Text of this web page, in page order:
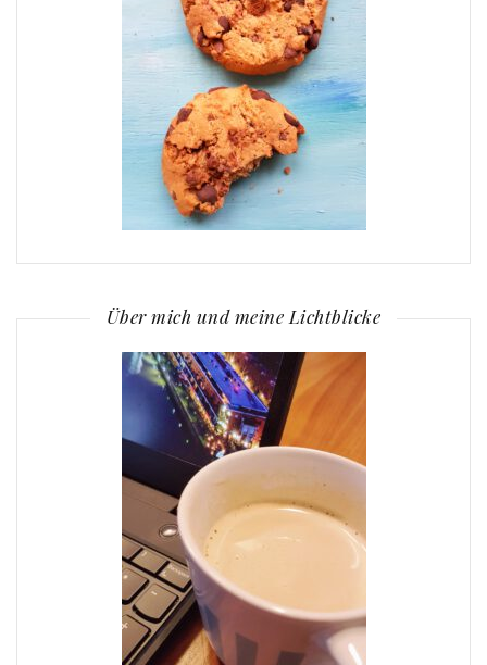
Über mich und meine Lichtblicke